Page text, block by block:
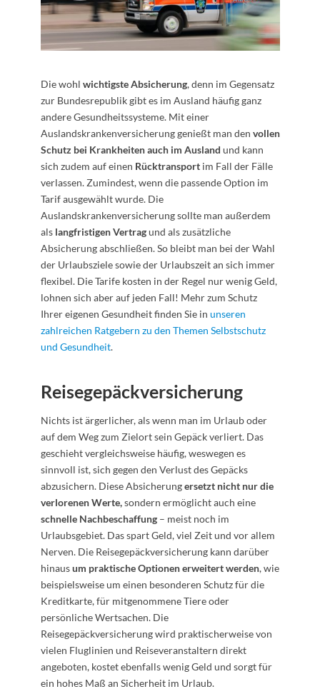
Die wohl wichtigste Absicherung, denn im Gegensatz
zur Bundesrepublik gibt es im Ausland häufig ganz
andere Gesundheitssysteme. Mit einer
Auslandskrankenversicherung genießt man den vollen
Schutz bei Krankheiten auch im Ausland und kann
sich zudem auf einen Rücktransportim Fall der Fälle
verlassen. Zumindest, wenn die passende Option im
Tarif ausgewählt wurde. Die
Auslandskrankenversicherung sollte man außerdem
als langfristigen Vertragund als zusätzliche
Absicherung abschließen. So bleibt man bei der Wahl
der Urlaubsziele sowie der Urlaubszeit an sich immer
flexibel. Die Tarife kosten in der Regel nur wenig Geld,
lohnen sich aber auf jeden Fall! Mehr zum Schutz
Ihrer eigenen Gesundheit finden Sie in unseren
zahlreichen Ratgebern zu den Themen Selbstschutz
und Gesundheit.
Reisegepäckversicherung
Nichts ist ärgerlicher, als wenn man im Urlaub oder
auf dem Weg zum Zielort sein Gepäck verliert. Das
geschieht vergleichsweise häufig, weswegen es
sinnvoll ist, sich gegen den Verlust des Gepäcks
abzusichern. Diese Absicherungersetzt nicht nur die
verlorenen Werte,sondern ermöglicht auch eine
schnelle Nachbeschaffung– meist noch im
Urlaubsgebiet. Das spart Geld, viel Zeit und vor allem
Nerven. Die Reisegepäckversicherung kann darüber
hinausum praktische Optionen erweitert werden, wie
beispielsweise um einen besonderen Schutz für die
Kreditkarte, für mitgenommene Tiere oder
persönliche Wertsachen. Die
Reisegepäckversicherung wird praktischerweise von
vielen Fluglinien und Reiseveranstaltern direkt
angeboten, kostet ebenfalls wenig Geld und sorgt für
ein hohes Maß an Sicherheit im Urlaub.